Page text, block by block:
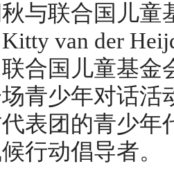
与联合国儿童
van der
合国儿童基金
青少年对话活
表团的青少
行动倡导者。